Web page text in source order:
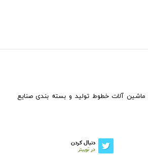
ماشین آلات خطوط تولید و بسته بندی صنایع
دنبال کردن
در توییتر